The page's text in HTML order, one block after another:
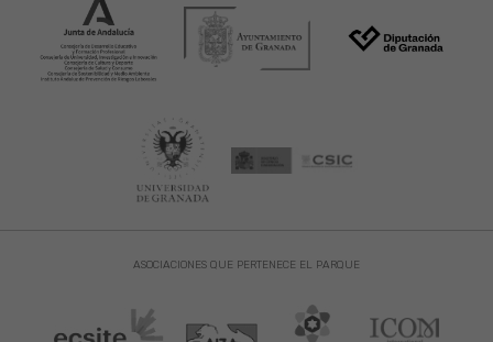
ASOCIACIONES QUE PERTENECE EL PARQUE